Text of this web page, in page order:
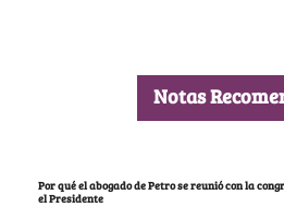
Notas
Por qué el abogado de Petro se reunió con la
el Presidente